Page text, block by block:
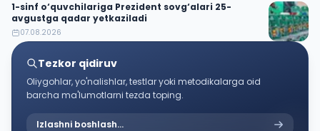
1-sinf o‘quvchilariga Prezident sovg‘alari 25-
avgustga qadar yetkaziladi
07.08.2026
Tezkor qidiruv
Oliygohlar, yo'nalishlar, testlar yoki metodikalarga oid
barcha ma'lumotlarni tezda toping.
Izlashni boshlash...